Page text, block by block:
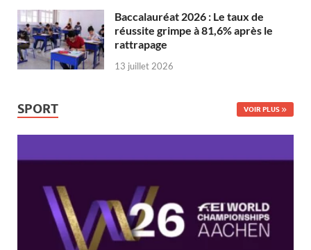
Baccalauréat 2026 : Le taux de
réussite grimpe à 81,6% après le
rattrapage
13 juillet 2026
SPORT VOIR PLUS